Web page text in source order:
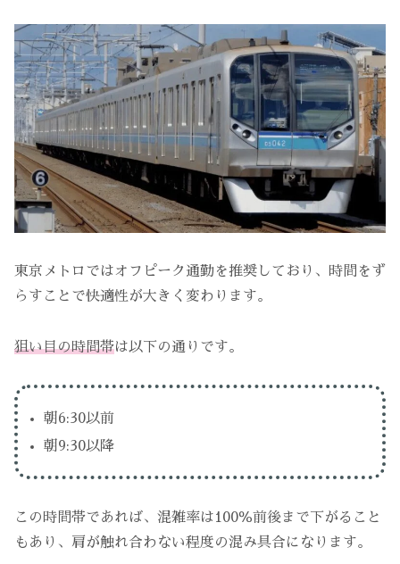
東京メトロではオフピーク通勤を推奨しており、時間をず
らすことで快適性が大きく変わります。
狙い目の時間帯は以下の通りです。
朝6:30以前
朝9:30以降
この時間帯であれば、混雑率は100％前後まで下がること
もあり、肩が触れ合わない程度の混み具合になります。